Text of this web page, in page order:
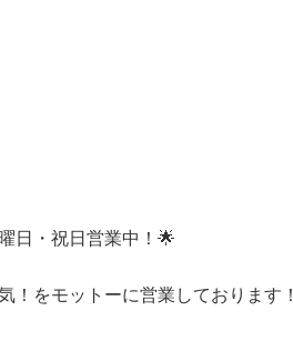
日・祝日営業中！🌟
をモットーに営業しております！